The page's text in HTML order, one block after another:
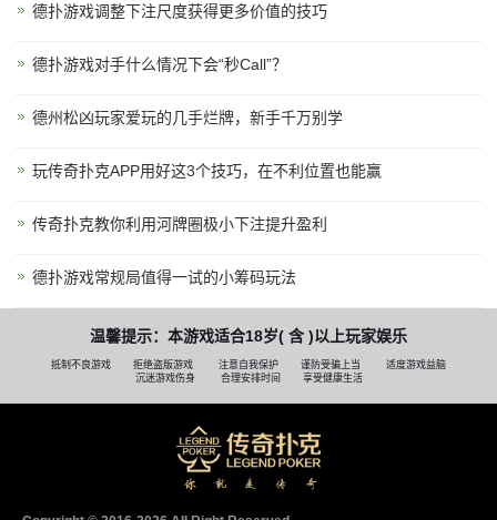
德扑游戏调整下注尺度获得更多价值的技巧
德扑游戏对手什么情况下会“秒Call”？
德州松凶玩家爱玩的几手烂牌，新手千万别学
玩传奇扑克APP用好这3个技巧，在不利位置也能赢
传奇扑克教你利用河牌圈极小下注提升盈利
德扑游戏常规局值得一试的小筹码玩法
温馨提示：本游戏适合18岁( 含 )以上玩家娱乐
抵制不良游戏 拒绝盗版游戏 注意自我保护 谨防受骗上当
适度游戏益脑
沉迷游戏伤身
合理安排时间 享受健康生活